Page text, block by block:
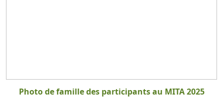
Photo de famille des participants au MITA 2025